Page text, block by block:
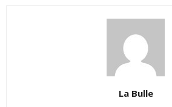
La Bulle